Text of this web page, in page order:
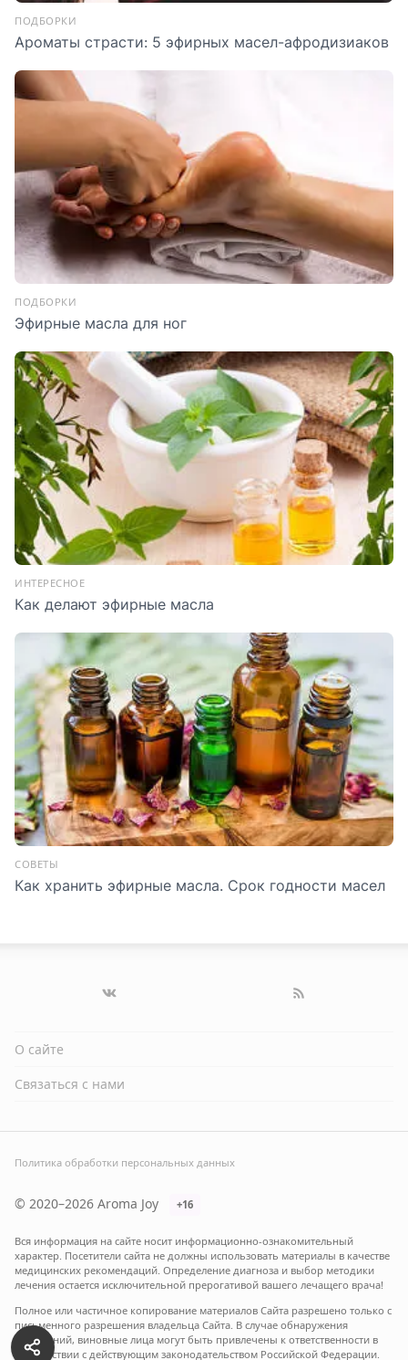
ПОДБОРКИ
Ароматы страсти: 5 эфирных масел-афродизиаков
ПОДБОРКИ
Эфирные масла для ног
ИНТЕРЕСНОЕ
Как делают эфирные масла
СОВЕТЫ
Как хранить эфирные масла. Срок годности масел
О сайте
Связаться с нами
© 2020–2026 Aroma Joy +16
Политика обработки персональных данных
Вся информация на сайте носит информационно-ознакомительный
характер. Посетители сайта не должны использовать материалы в качестве
медицинских рекомендаций. Определение диагноза и выбор методики
лечения остается исключительной прерогативой вашего лечащего врача!
Полное или частичное копирование материалов Сайта разрешено только с
письменного разрешения владельца Сайта. В случае обнаружения
нарушений, виновные лица могут быть привлечены к ответственности в
соответствии с действующим законодательством Российской Федерации.